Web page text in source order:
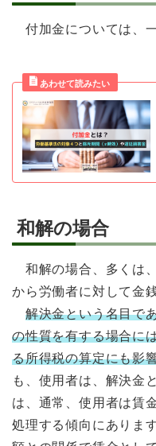
付加金については、
和解の場合
和解の場合、多くは
から労働者に対して金
解決金という名目で
の性質を有する場合に
る所得税の算定にも影
も、使用者は、解決金
は、通常、使用者は賃
処理する傾向にありま